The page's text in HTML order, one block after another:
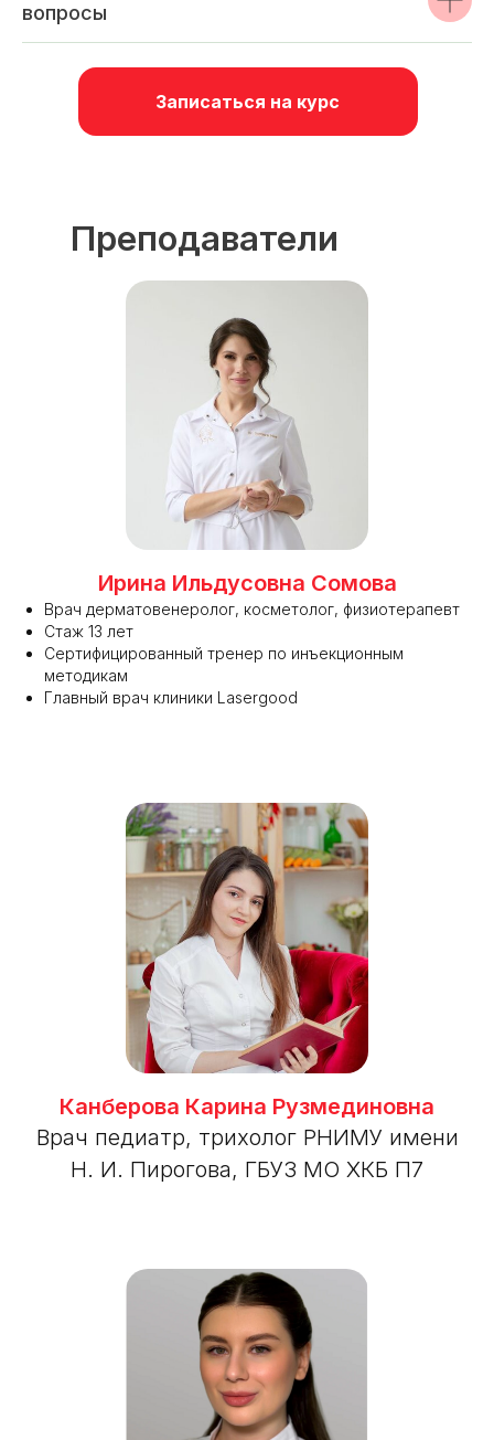
вопросы
Записаться на курс
Преподаватели
курса
Ирина Ильдусовна Сомова
Врач дерматовенеролог, косметолог, физиотерапевт
Стаж 13 лет
Сертифицированный тренер по инъекционным
методикам
Главный врач клиники Lasergood
Канберова Карина Рузмединовна
Врач педиатр, трихолог РНИМУ имени
Н. И. Пирогова, ГБУЗ МО ХКБ П7